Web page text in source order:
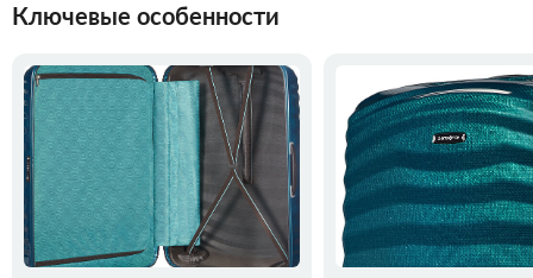
Ключевые особенности